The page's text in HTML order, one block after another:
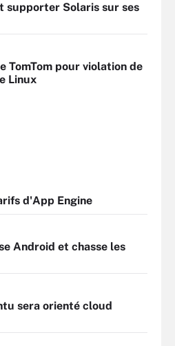
supporter Solaris sur ses
TomTom pour violation de
Linux
d'App Engine
Android et chasse les
sera orienté cloud